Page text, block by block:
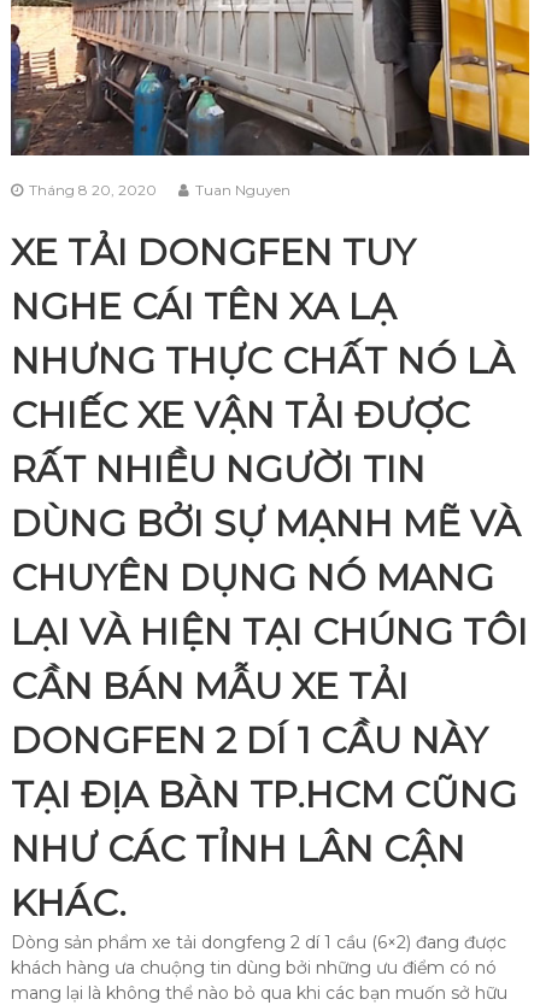
Tháng 8 20, 2020 Tuan Nguyen
XE TẢI DONGFEN TUY
NGHE CÁI TÊN XA LẠ
NHƯNG THỰC CHẤT NÓ LÀ
CHIẾC XE VẬN TẢI ĐƯỢC
RẤT NHIỀU NGƯỜI TIN
DÙNG BỞI SỰ MẠNH MẼ VÀ
CHUYÊN DỤNG NÓ MANG
LẠI VÀ HIỆN TẠI CHÚNG TÔI
CẦN BÁN MẪU XE TẢI
DONGFEN 2 DÍ 1 CẦU NÀY
TẠI ĐỊA BÀN TP.HCM CŨNG
NHƯ CÁC TỈNH LÂN CẬN
KHÁC.
Dòng sản phẩm xe tải dongfeng 2 dí 1 cầu (6×2) đang được
khách hàng ưa chuộng tin dùng bởi những ưu điểm có nó
mang lại là không thể nào bỏ qua khi các bạn muốn sở hữu